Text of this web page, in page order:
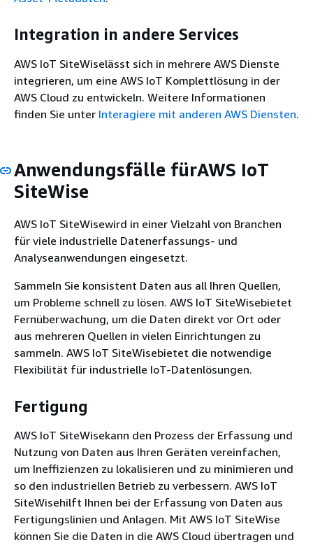
Integration in andere Services
AWS IoT SiteWiselässt sich in mehrere AWS Dienste
integrieren, um eine AWS IoT Komplettlösung in der
AWS Cloud zu entwickeln. Weitere Informationen
finden Sie unter Interagiere mit anderen AWS Diensten.
Anwendungsfälle fürAWS IoT
SiteWise
AWS IoT SiteWisewird in einer Vielzahl von Branchen
für viele industrielle Datenerfassungs- und
Analyseanwendungen eingesetzt.
Sammeln Sie konsistent Daten aus all Ihren Quellen,
um Probleme schnell zu lösen. AWS IoT SiteWisebietet
Fernüberwachung, um die Daten direkt vor Ort oder
aus mehreren Quellen in vielen Einrichtungen zu
sammeln. AWS IoT SiteWisebietet die notwendige
Flexibilität für industrielle IoT-Datenlösungen.
Fertigung
AWS IoT SiteWisekann den Prozess der Erfassung und
Nutzung von Daten aus Ihren Geräten vereinfachen,
um Ineffizienzen zu lokalisieren und zu minimieren und
so den industriellen Betrieb zu verbessern. AWS IoT
SiteWisehilft Ihnen bei der Erfassung von Daten aus
Fertigungslinien und Anlagen. Mit AWS IoT SiteWise
können Sie die Daten in die AWS Cloud übertragen und